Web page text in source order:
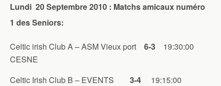
Lundi 20 Septembre 2010 : Matchs amicaux numéro
1 des Seniors:
Celtic irish Club A – ASM Vieux port 6-3 19:30:00
CESNE
Celtic Irish Club B – EVENTS 3-4 19:15:00